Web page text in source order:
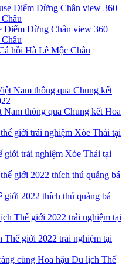
Điểm Dừng Chân view 360
hồi Hà Lê Mộc Châu
thông qua Chung kết Hoa
giới trải nghiệm Xòe Thái tại
2022 thích thú quảng bá
Thế giới 2022 trải nghiệm tại